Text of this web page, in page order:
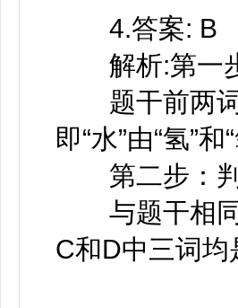
4.答案: B
解析:第一步
题干前两词
即“水”由“氢”和
第二步：判
与题干相同
C和D中三词